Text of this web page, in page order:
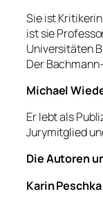
Sie ist
ist sie
Universitäten
Der
Michael
Er lebt als
Jurymitglied
Die Autoren
Karin